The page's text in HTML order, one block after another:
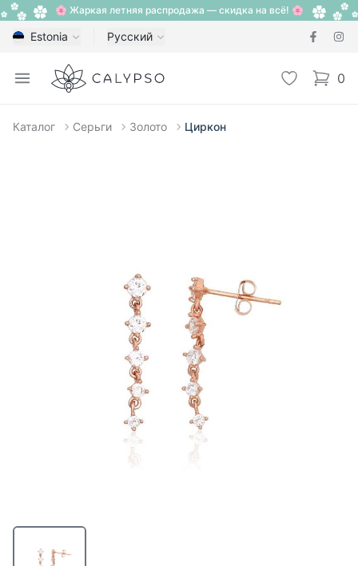
🌸 Жаркая летняя распродажа — скидка на всё! 🌸
Estonia Русский
Open menu
Calypso Избранное
0
items
Каталог Серьги Золото Циркон